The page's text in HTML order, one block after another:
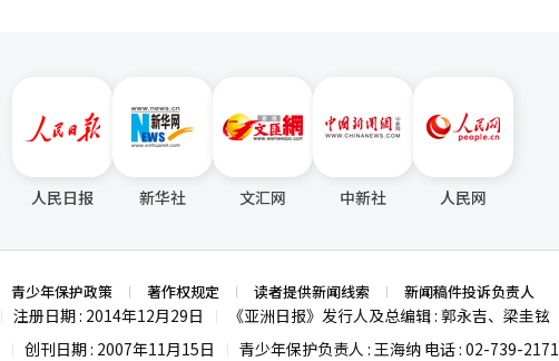
人民日报 新华社 文汇网 中新社 人民网
青少年保护政策 著作权规定 读者提供新闻线索 新闻稿件投诉负责人
注册日期 : 2014年12月29日 《亚洲日报》发行人及总编辑 : 郭永吉、梁圭铉
创刊日期 : 2007年11月15日 青少年保护负责人 : 王海纳 电话 : 02-739-2171